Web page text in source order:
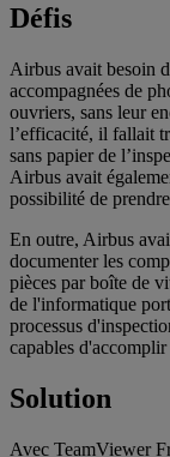
Défis
Airbus avait besoin
accompagnées de
ouvriers, sans leur
l’efficacité, il fallait
sans papier de
Airbus avait
possibilité de
En outre, Airbus
documenter les
pièces par boîte de
de l'informatique
processus
capables d'accomplir
Solution
Avec TeamViewer